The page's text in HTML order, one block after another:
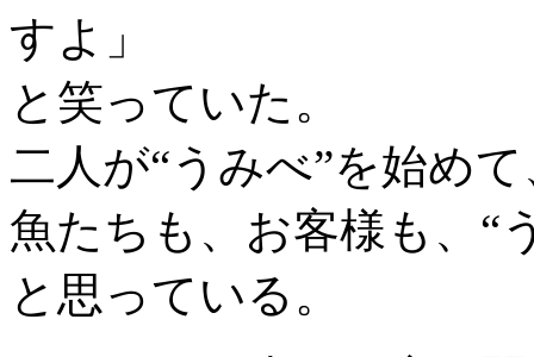
すよ」
と笑っていた。
二人が“うみべ”を始め
魚たちも、お客様も、“
と思っている。